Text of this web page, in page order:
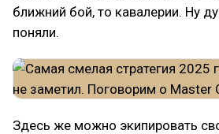
ближний бой, то кавалерии. Ну
поняли.
Здесь же можно экипировать